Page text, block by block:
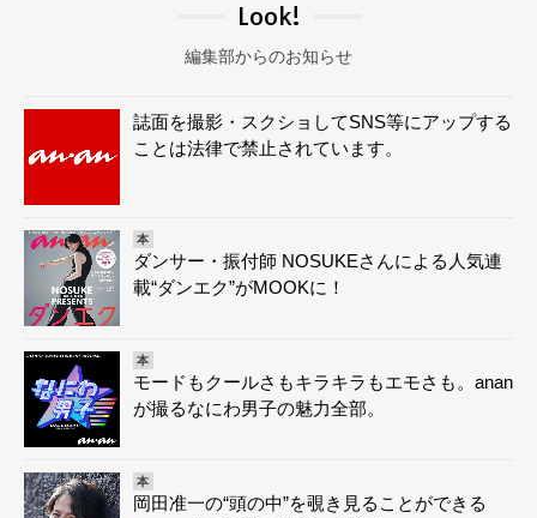
Look!
編集部からのお知らせ
誌面を撮影・スクショしてSNS等にアップする
ことは法律で禁止されています。
本
ダンサー・振付師 NOSUKEさんによる人気連
載“ダンエク”がMOOKに！
本
モードもクールさもキラキラもエモさも。anan
が撮るなにわ男子の魅力全部。
本
岡田准一の“頭の中”を覗き見ることができる